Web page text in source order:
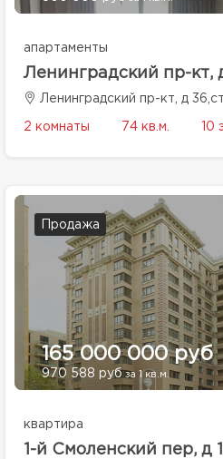
апартаменты
Ленинградский пр-кт,
Ленинградский пр-кт, д
2 комнаты 74 кв.м. 10
Продажа
165 000 000 руб
970 588 руб за 1 кв.м.
квартира
1-й Смоленский пер, д